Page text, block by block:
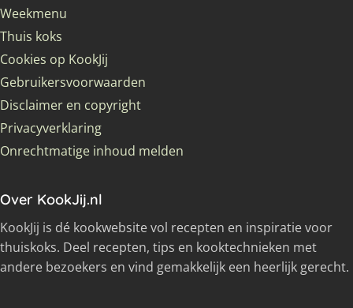
Weekmenu
Thuis koks
Cookies op KookJij
Gebruikersvoorwaarden
Disclaimer en copyright
Privacyverklaring
Onrechtmatige inhoud melden
Over KookJij.nl
KookJij is dé kookwebsite vol recepten en inspiratie voor
thuiskoks. Deel recepten, tips en kooktechnieken met
andere bezoekers en vind gemakkelijk een heerlijk gerecht.